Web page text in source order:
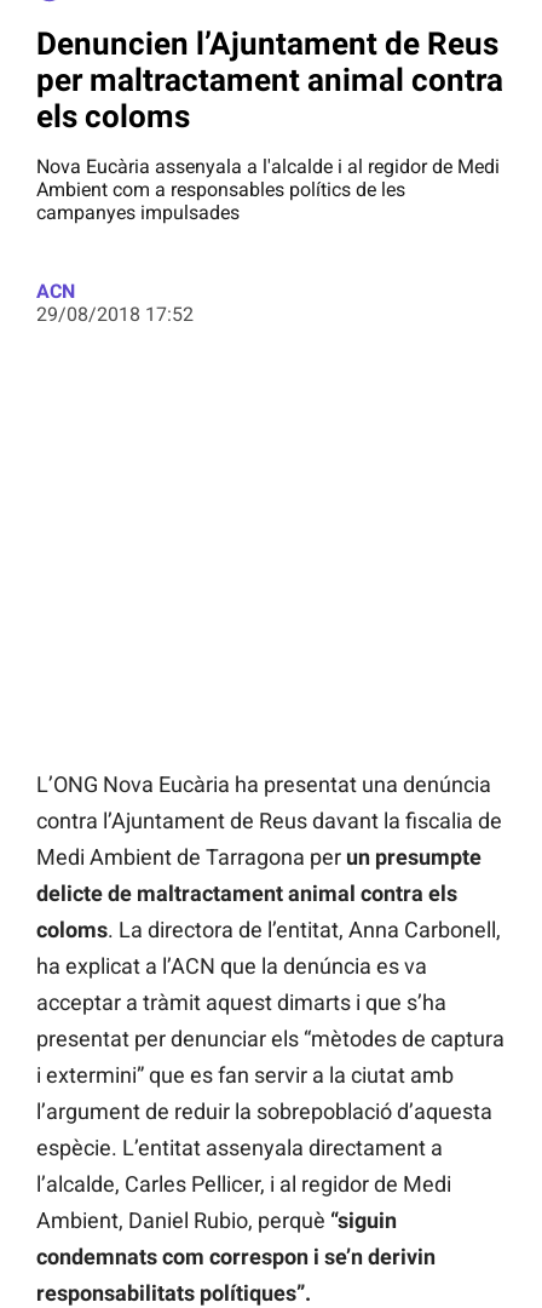
Denuncien l’Ajuntament de Reus
per maltractament animal contra
els coloms
Nova Eucària assenyala a l'alcalde i al regidor de Medi
Ambient com a responsables polítics de les
campanyes impulsades
ACN
29/08/2018 17:52
L’ONG Nova Eucària ha presentat una denúncia
contra l’Ajuntament de Reus davant la fiscalia de
Medi Ambient de Tarragona per un presumpte
delicte de maltractament animal contra els
coloms. La directora de l’entitat, Anna Carbonell,
ha explicat a l’ACN que la denúncia es va
acceptar a tràmit aquest dimarts i que s’ha
presentat per denunciar els “mètodes de captura
i extermini” que es fan servir a la ciutat amb
l’argument de reduir la sobrepoblació d’aquesta
espècie. L’entitat assenyala directament a
l’alcalde, Carles Pellicer, i al regidor de Medi
Ambient, Daniel Rubio, perquè “siguin
condemnats com correspon i se’n derivin
responsabilitats polítiques”.